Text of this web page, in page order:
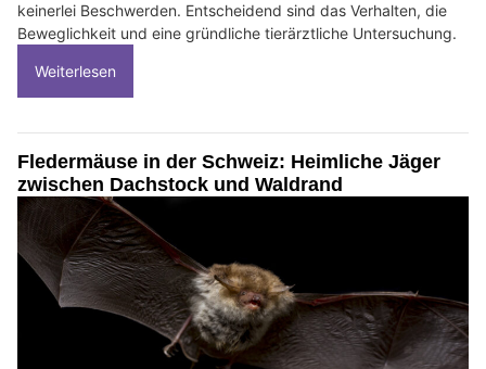
keinerlei Beschwerden. Entscheidend sind das Verhalten, die
Beweglichkeit und eine gründliche tierärztliche Untersuchung.
Weiterlesen
Fledermäuse in der Schweiz: Heimliche Jäger
zwischen Dachstock und Waldrand